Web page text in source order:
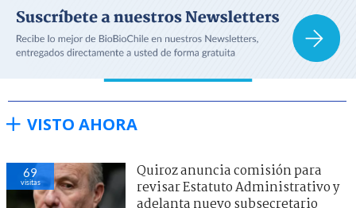
VISTO AHORA
69
visitas
Quiroz anuncia comisión para
revisar Estatuto Administrativo y
adelanta nuevo subsecretario